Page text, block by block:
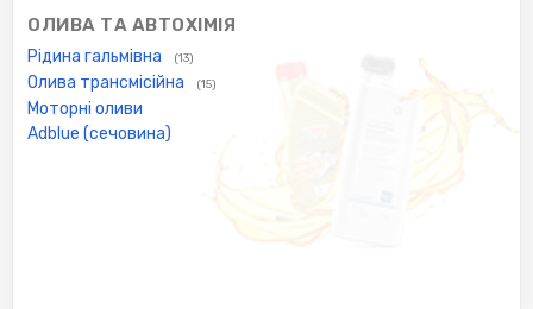
ОЛИВА ТА АВТОХІМІЯ
Рідина гальмівна (13)
Олива трансмісійна (15)
Моторні оливи
Adblue (сечовина)